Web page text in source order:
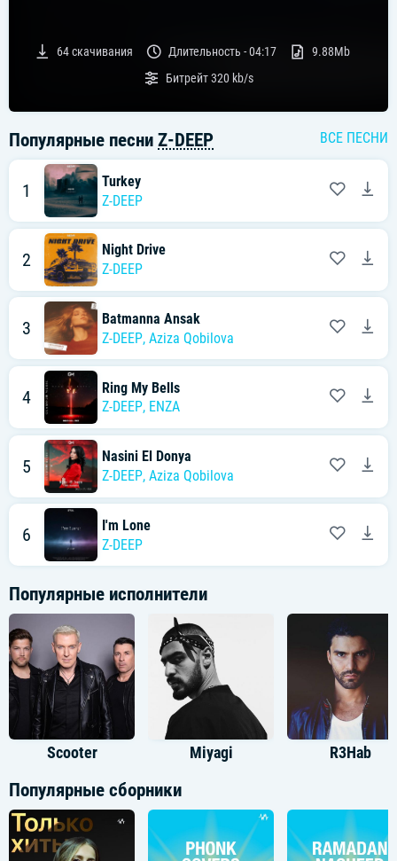
64скачивания Длительность -04:17
9.88Mb
Битрейт320 kb/s
Популярные песни Z-DEEP ВСЕ ПЕСНИ
1
Turkey
Z-DEEP
2
Night Drive
Z-DEEP
3
Batmanna Ansak
Z-DEEP, Aziza Qobilova
4
Ring My Bells
Z-DEEP, ENZA
5
Nasini El Donya
Z-DEEP, Aziza Qobilova
6
I'm Lone
Z-DEEP
Популярные исполнители
Scooter Miyagi R3Hab
Популярные сборники